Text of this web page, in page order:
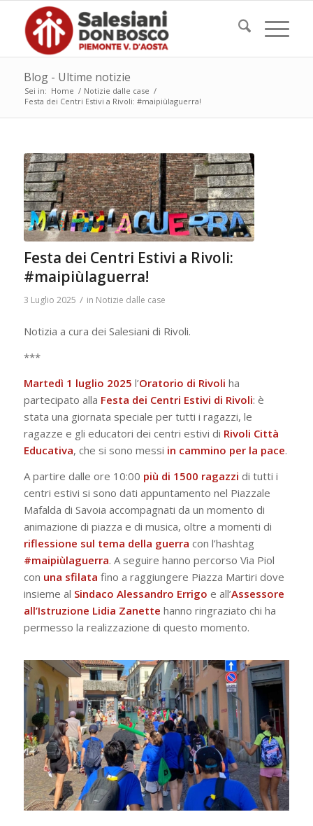
Blog - Ultime notizie
Sei in: Home / Notizie dalle case /
Festa dei Centri Estivi a Rivoli: #maipiùlaguerra!
Festa dei Centri Estivi a Rivoli:
#maipiùlaguerra!
3 Luglio 2025 / in Notizie dalle case
Notizia a cura dei Salesiani di Rivoli.
***
Martedì 1 luglio 2025 l’Oratorio di Rivoli ha
partecipato alla Festa dei Centri Estivi di Rivoli: è
stata una giornata speciale per tutti i ragazzi, le
ragazze e gli educatori dei centri estivi di Rivoli Città
Educativa, che si sono messi in cammino per la pace.
A partire dalle ore 10:00 più di 1500 ragazzi di tutti i
centri estivi si sono dati appuntamento nel Piazzale
Mafalda di Savoia accompagnati da un momento di
animazione di piazza e di musica, oltre a momenti di
riflessione sul tema della guerra con l’hashtag
#maipiùlaguerra. A seguire hanno percorso Via Piol
con una sfilata fino a raggiungere Piazza Martiri dove
insieme al Sindaco Alessandro Errigo e all’Assessore
all’Istruzione Lidia Zanette hanno ringraziato chi ha
permesso la realizzazione di questo momento.